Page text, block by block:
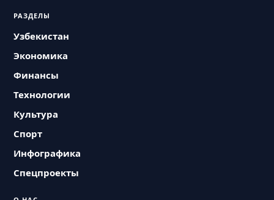
РАЗДЕЛЫ
Узбекистан
Экономика
Финансы
Технологии
Культура
Спорт
Инфографика
Спецпроекты